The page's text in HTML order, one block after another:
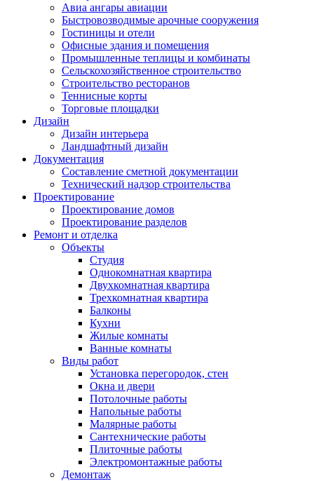
Авиа ангары авиации
Быстровозводимые арочные сооружения
Гостиницы и отели
Офисные здания и помещения
Промышленные теплицы и комбинаты
Сельскохозяйственное строительство
Строительство ресторанов
Теннисные корты
Торговые площадки
Дизайн
Дизайн интерьера
Ландшафтный дизайн
Документация
Составление сметной документации
Технический надзор строительства
Проектирование
Проектирование домов
Проектирование разделов
Ремонт и отделка
Объекты
Студия
Однокомнатная квартира
Двухкомнатная квартира
Трехкомнатная квартира
Балконы
Кухни
Жилые комнаты
Ванные комнаты
Виды работ
Установка перегородок, стен
Окна и двери
Потолочные работы
Напольные работы
Малярные работы
Сантехнические работы
Плиточные работы
Электромонтажные работы
Демонтаж